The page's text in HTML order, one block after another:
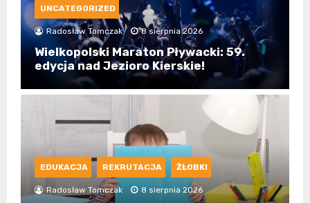
UNCATEGORIZED
Radosław Tomczak 8 sierpnia 2026
Wielkopolski Maraton Pływacki: 59.
edycja nad Jezioro Kierskie!
EDUKACJA REKRUTACJA ŻŁOBKI
Radosław Tomczak 8 sierpnia 2026